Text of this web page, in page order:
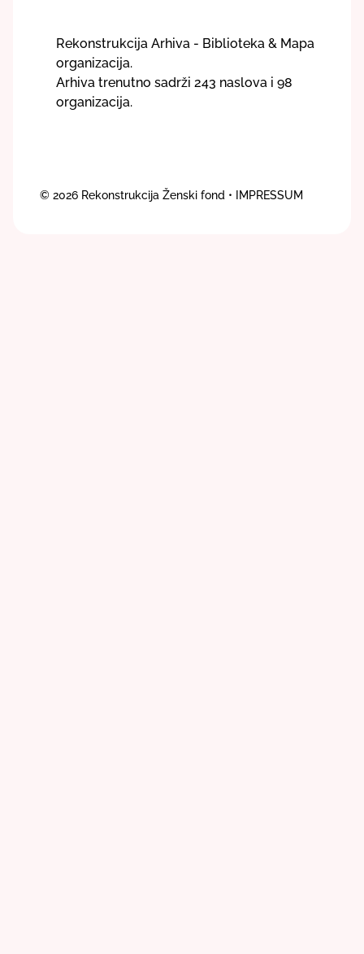
Rekonstrukcija Arhiva - Biblioteka & Mapa
organizacija.
Arhiva trenutno sadrži 243 naslova i 98
organizacija.
© 2026 Rekonstrukcija Ženski fond • IMPRESSUM